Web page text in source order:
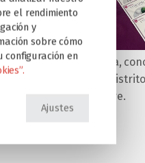
David Pérez García,
municipales del
presidente de Educare.
el rendimiento
y
sobre cómo
configuración en
Ajustes